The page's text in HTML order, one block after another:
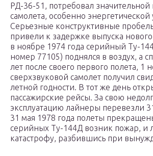
РД-36-51, потребовал
самолета, особенно энергетической
Серьезные конструктивные
привели к задержке выпуска
в ноябре 1974 года серийный Ту-
номер 77105) поднялся в воздух, а
лет после своего первого полета, 1
сверхзвуковой самолет получил
летной годности. В тот же день
пассажирские рейсы. За свою
эксплуатацию лайнеры перевезли
31 мая 1978 года полеты
серийных Ту-144Д возник пожар, и
катастрофу, разбившись при